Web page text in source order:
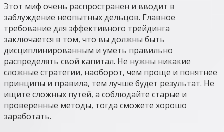
Этот миф очень распространен и вводит в
заблуждение неопытных дельцов. Главное
требование для эффективного трейдинга
заключается в том, что вы должны быть
дисциплинированным и уметь правильно
распределять свой капитал. Не нужны никакие
сложные стратегии, наоборот, чем проще и понятнее
принципы и правила, тем лучше будет результат. Не
ищите сложных путей, а соблюдайте старые и
проверенные методы, тогда сможете хорошо
заработать.